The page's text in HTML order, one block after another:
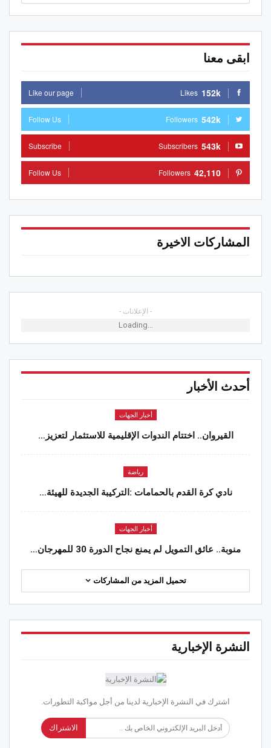
ابقى معنا
152k
Likes
Like our page
542k
Followers
Follow Us
543k
Subscribers
Subscribe
42,110
Followers
Follow Us
المشاركات الاخيرة
- الإعلانات -
Loading...
أحدث الأخبار
أخبار الجهات
القيروان.. اختتام الندوات الإقليمية للاستثمار لتعزيز…
رياضة
نادي كرة القدم بالحمامات :التركيبة الجديدة للهيئة…
أخبار الجهات
منوبة.. عائق التمويل لم يمنع نجاح الدورة 30 للمهرجان…
تحميل المزيد من المشاركات
النشرة الإخبارية
اشترك في النشرة الإخبارية لدينا من أجل مواكبة التطورات.
الاشتراك